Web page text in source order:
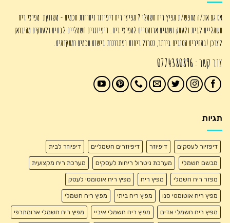
אז גם את/ה מחפש/ת מפיץ ריח חשמלי ? מפיצי ריח דיפיוזר ניחוחות חכמים - משווקת מפיצי ריח
חשמליים לבית ולעסק ושמנים ארומטיים למפיצי ריח. דיפיוזרים חשמליים לבתים ולעסקים מהיבואן
לצרכן !במחירים הטובים ביותר, נטרול ריחות ופתרונות בישום חכמים ומתקדמים.
צור קשר : 0774380896
תגיות
דיפזיור לעסקים דיפיוזר דיפיוזרים חשמליים דיפיוזר לבית
מבשם חשמלי מערכת ניטרול ריחות לעסקים מערכת ריח מקצועית
מפזר ריח חשמלי מפיץ ריח מפיץ ריח אוטומטי לעסק
מפיץ ריח אוטומטי סנו מפיץ ריח ביתי מפיץ ריח חשמלי
מפיץ ריח חשמלי אדים מפיץ ריח חשמלי איביי מפיץ ריח חשמלי ארומתרפי